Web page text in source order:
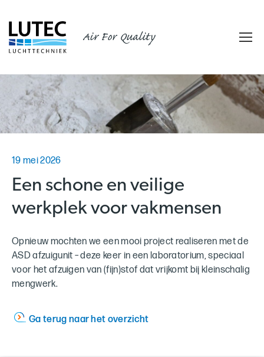
Air For Quality
19 mei 2026
Een schone en veilige
werkplek voor vakmensen
Opnieuw mochten we een mooi project realiseren met de
ASD afzuigunit – deze keer in een laboratorium, speciaal
voor het afzuigen van (fijn)stof dat vrijkomt bij kleinschalig
mengwerk.
Ga terug naar het overzicht